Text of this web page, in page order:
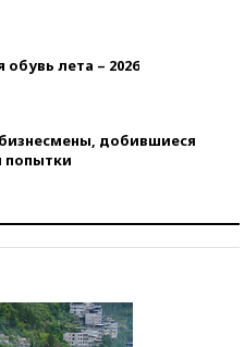
лета – 2026
добившиеся
попытки